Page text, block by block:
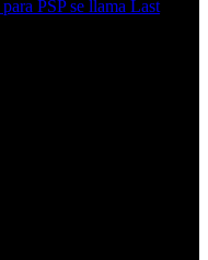
PSP se llama Last